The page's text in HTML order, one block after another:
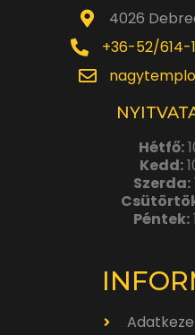
4026
+36-52/614-
Hétfő:
Kedd:
Szerda:
Péntek: